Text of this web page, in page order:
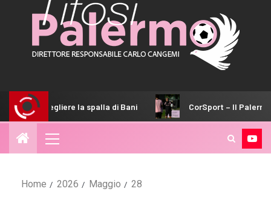
la spalla di Bani CorSport – Il Palermo fa spazio a
Home 2026 Maggio 28